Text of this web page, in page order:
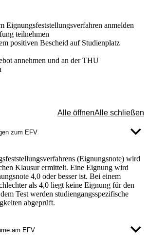
Eignungsfeststellungsverfahren anmelden
teilnehmen
positiven Bescheid auf Studienplatz
annehmen und an der THU
Alle öffnenAlle schließen
zum EFV
(Eignungsnote) wird
Klausur ermittelt. Eine Eignung wird
4,0 oder besser ist. Bei einem
als 4,0 liegt keine Eignung für den
Test werden studiengangsspezifische
abgeprüft.
am EFV